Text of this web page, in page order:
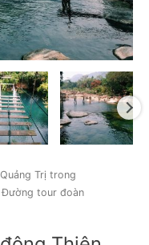
Trị trong
Đường tour đoàn